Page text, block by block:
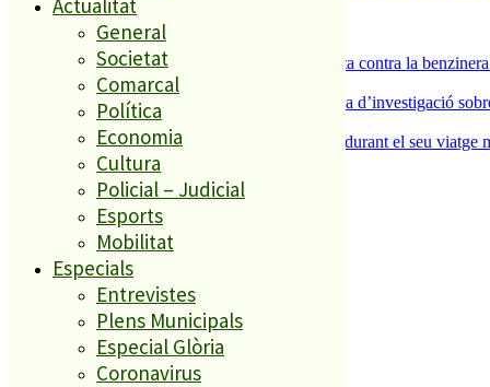
Actualitat
General
Societat
Comarcal
Política
Economia
Cultura
Policial – Judicial
Esports
Mobilitat
Especials
Entrevistes
Plens Municipals
Especial Glòria
Coronavirus
2
ESPORTS CAP DE SETMANA
Els veïns de Palafolls refermen la seva lluita contra la
Un historiador local guanya la primera beca d’investigació
Un grup de cigonyes fa parada a Palafolls durant el seu viatge
El més llegit
ESPORTS CAP DE SETMANA